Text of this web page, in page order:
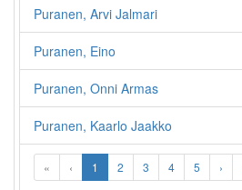
Puranen, Arvi Jalmari
Puranen, Eino
Puranen, Onni Armas
Puranen, Kaarlo Jaakko
« ‹ 1 2 3 4 5 ›